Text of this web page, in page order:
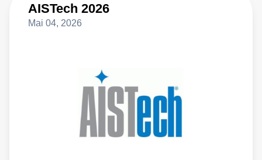
AISTech 2026
Mai 04, 2026